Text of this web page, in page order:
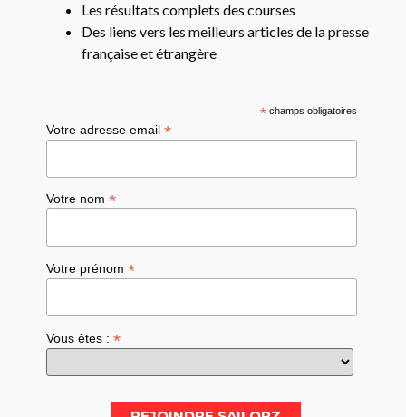
Les résultats complets des courses
Des liens vers les meilleurs articles de la presse
française et étrangère
*champs obligatoires
Votre adresse email*
Votre nom*
Votre prénom*
Vous êtes :*